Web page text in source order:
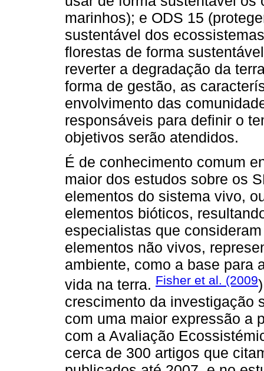
marinhos); e ODS 15
sustentável dos
florestas de forma
reverter a degradação da
forma de gestão, as
envolvimento das
responsáveis para definir o
objetivos serão atendidos.
É de conhecimento comum
maior dos estudos sobre os
elementos do sistema vivo,
elementos bióticos,
especialistas que
elementos não vivos,
ambiente, como a base para
vida na terra. Fisher et al. (2009
crescimento da investigação
com uma maior expressão a
com a Avaliação
cerca de 300 artigos que